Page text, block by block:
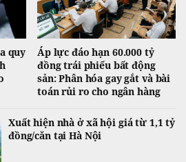
quy
Áp lực đáo hạn 60.000 tỷ
đồng trái phiếu bất động
sản: Phân hóa gay gắt và bài
toán rủi ro cho ngân hàng
Xuất hiện nhà ở xã hội giá từ 1,1 tỷ
đồng/căn tại Hà Nội